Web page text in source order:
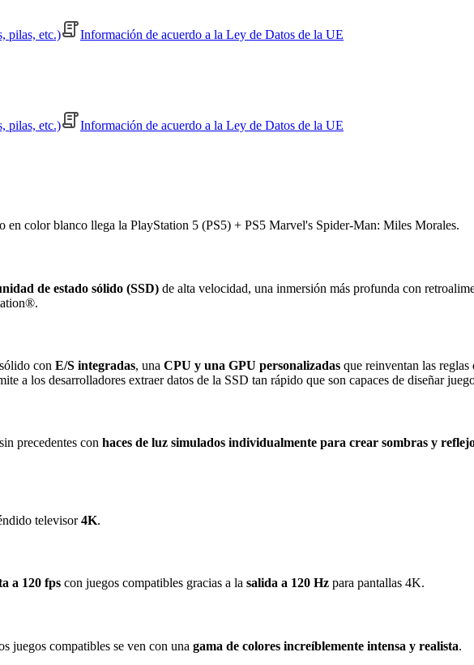
pilas, etc.)
Información de acuerdo a la Ley de Datos de la UE
pilas, etc.)
Información de acuerdo a la Ley de Datos de la UE
en color blanco llega la PlayStation 5 (PS5) + PS5 Marvel's Spider-Man: Miles Morales.
de estado sólido (SSD) de alta velocidad, una inmersión más profunda con
con E/S integradas, una CPU y una GPU personalizadas que reinventan las
a los desarrolladores extraer datos de la SSD tan rápido que son capaces de diseñar
precedentes con haces de luz simulados individualmente para crear sombras y
televisor4K.
a 120 fps con juegos compatibles gracias a la salida a 120 Hz para pantallas 4K.
compatibles se ven con una gama de colores increíblemente intensa y realista.